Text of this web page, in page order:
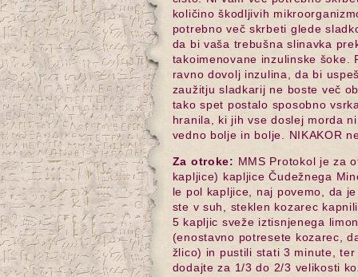
količino škodljivih
potrebno več skrbeti glede
da bi vaša trebušna slinavka
takoimenovane inzulinske šoke.
ravno dovolj inzulina, da bi
zaužitju sladkarij ne boste več
tako spet postalo sposobno
hranila, ki jih vse doslej morda
vedno bolje in bolje. NIKAKOR
Za otroke: MMS Protokol je za
kapljice) kapljice Čudežnega
le pol kapljice, naj povemo, da
ste v suh, steklen kozarec
5 kapljic sveže iztisnjenega
(enostavno potresete kozarec,
žlico) in pustili stati 3 minute,
dodajte za 1/3 do 2/3 velikosti